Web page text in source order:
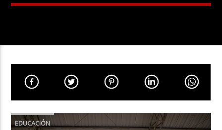
CANCIÓN ACTUAL
TÍTULO
EDUCACIÓN